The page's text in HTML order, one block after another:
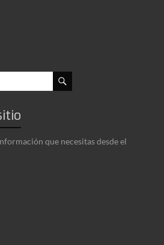
que necesitas desde el